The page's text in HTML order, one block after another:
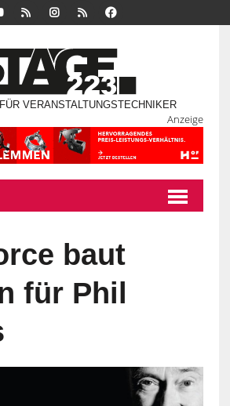
VERANSTALTUNGSTECHNIKER
Anzeige
baut
für Phil